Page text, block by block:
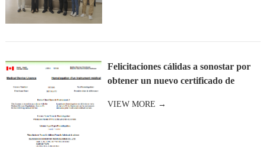
Felicitaciones cálidas a sonostar por
obtener un nuevo certificado de
VIEW MORE →